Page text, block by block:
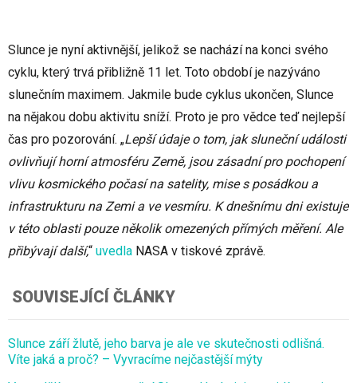
Slunce je nyní aktivnější, jelikož se nachází na konci svého
cyklu, který trvá přibližně 11 let. Toto období je nazýváno
slunečním maximem. Jakmile bude cyklus ukončen, Slunce
na nějakou dobu aktivitu sníží. Proto je pro vědce teď nejlepší
čas pro pozorování. „Lepší údaje o tom, jak sluneční události
ovlivňují horní atmosféru Země, jsou zásadní pro pochopení
vlivu kosmického počasí na satelity, mise s posádkou a
infrastrukturu na Zemi a ve vesmíru. K dnešnímu dni existuje
v této oblasti pouze několik omezených přímých měření. Ale
přibývají další,“ uvedla NASA v tiskové zprávě.
SOUVISEJÍCÍ ČLÁNKY
Slunce září žlutě, jeho barva je ale ve skutečnosti odlišná.
Víte jaká a proč? – Vyvracíme nejčastější mýty